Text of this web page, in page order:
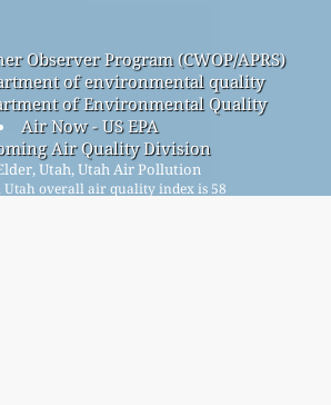
Observer Program (CWOP/APRS)
of environmental quality
of Environmental Quality
Air Now - US EPA
Air Quality Division
Utah, Utah Air Pollution
Utah overall air quality index is 58